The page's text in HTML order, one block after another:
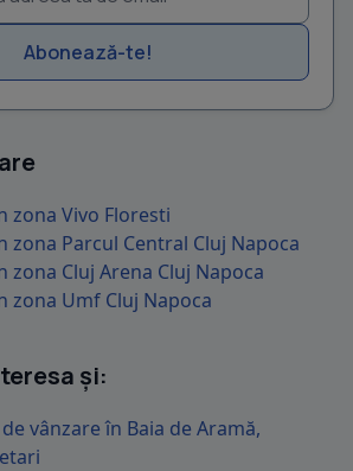
Abonează-te!
zona Vivo Floresti
zona Parcul Central Cluj Napoca
zona Cluj Arena Cluj Napoca
zona Umf Cluj Napoca
și:
vânzare în Baia de Aramă,